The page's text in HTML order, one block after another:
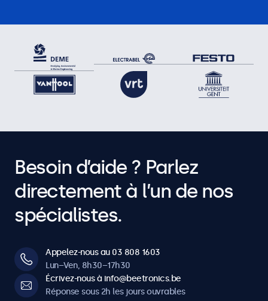
Besoin d’aide ? Parlez
directement à l’un de nos
spécialistes.
Appelez-nous au 03 808 1603
Lun–Ven, 8h30–17h30
Écrivez-nous à info@beetronics.be
Réponse sous 2h les jours ouvrables